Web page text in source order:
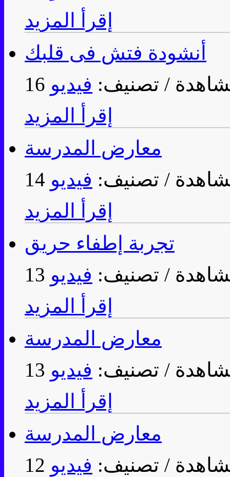
إقرأ المزيد
أنشودة فتش فى قلبك
/ تصنيف: فيديو
إقرأ المزيد
معارض المدرسة
/ تصنيف: فيديو
إقرأ المزيد
تجربة إطفاء حريق
/ تصنيف: فيديو
إقرأ المزيد
معارض المدرسة
/ تصنيف: فيديو
إقرأ المزيد
معارض المدرسة
/ تصنيف: فيديو